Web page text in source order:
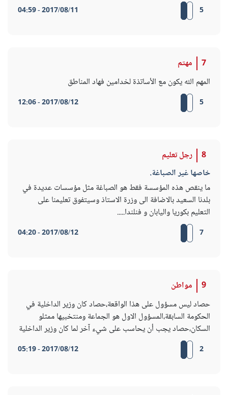
5
2017/08/11 - 04:59
7
مهتم
المهم الله يكون مع الأساتذة لخدامين فهاد المناطق
5
2017/08/12 - 12:06
8
رجل تعليم
خاصها غير الصباغة.
ما ينقص هذه المؤسسة فقط هو الصباغة مثل مؤسسات عديدة في
بلدنا السعيد بالاضافة الى وزرة الاستاذ وسيتفوق تعليمنا على
التعليم بكوريا واليابان و فنلندا.....
7
2017/08/12 - 04:20
9
مواطن
حصاد ليس مسؤول على هذا الواقعة،حصاد كان وزير الداخلية في
الحكومة السابقة،المسؤول الاول هو الجماعة ومنتخبيها ممثلو
السكان،حصاد يجب أن يحاسب على شيء آخر لما كان وزير الداخلية
2
2017/08/12 - 05:19